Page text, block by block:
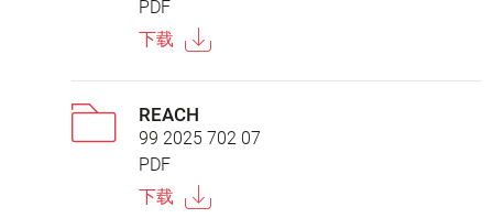
PDF
下载
REACH
99 2025 702 07
PDF
下载